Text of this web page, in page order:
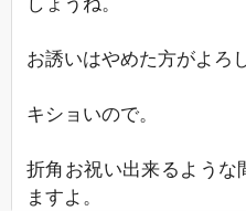
お誘いはやめた方がよろ
キショいので。
折角お祝い出来るよう
ますよ。